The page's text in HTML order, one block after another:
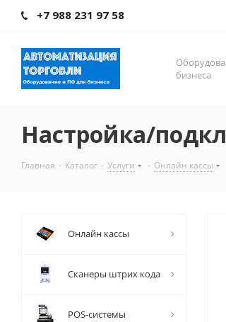
+7 988 231 97 58
бизнеса
Настройка/
Главная - Каталог - Услуги - Онлайн кассы
Онлайн кассы
Сканеры штрих кода
POS-системы